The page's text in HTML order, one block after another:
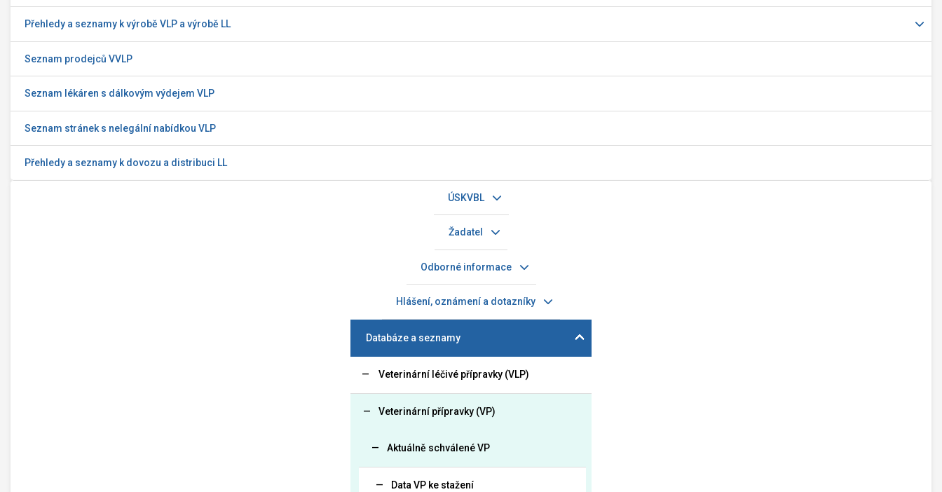
Přehledy a seznamy k výrobě VLP a výrobě LL
Seznam prodejců VVLP
Seznam lékáren s dálkovým výdejem VLP
Seznam stránek s nelegální nabídkou VLP
Přehledy a seznamy k dovozu a distribuci LL
ÚSKVBL
Žadatel
Odborné informace
Hlášení, oznámení a dotazníky
Databáze a seznamy
Veterinární léčivé přípravky (VLP)
Veterinární přípravky (VP)
Aktuálně schválené VP
Data VP ke stažení